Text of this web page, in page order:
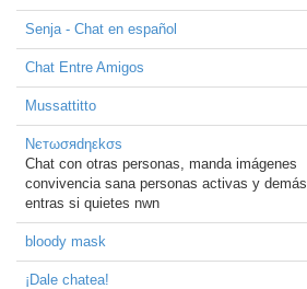
Senja - Chat en español
Chat Entre Amigos
Mussattitto
Nєтωσяdηεkσѕ
Chat con otras personas, manda imágenes
convivencia sana personas activas y demás
entras si quietes nwn
bloody mask
¡Dale chatea!